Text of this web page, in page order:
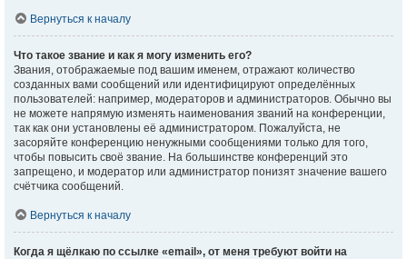
Вернуться к началу
Что такое звание и как я могу изменить его?
Звания, отображаемые под вашим именем, отражают количество
созданных вами сообщений или идентифицируют определённых
пользователей: например, модераторов и администраторов. Обычно вы
не можете напрямую изменять наименования званий на конференции,
так как они установлены её администратором. Пожалуйста, не
засоряйте конференцию ненужными сообщениями только для того,
чтобы повысить своё звание. На большинстве конференций это
запрещено, и модератор или администратор понизят значение вашего
счётчика сообщений.
Вернуться к началу
Когда я щёлкаю по ссылке «email», от меня требуют войти на